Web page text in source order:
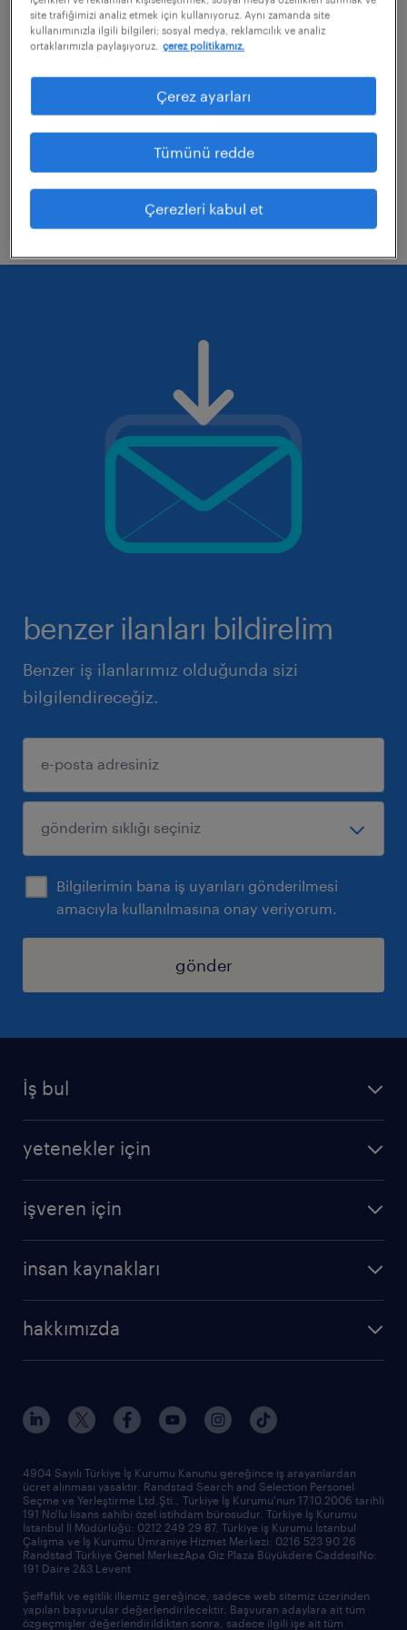
uyguladığınız bazı filtreleri kaldırmayı
değerlendirebilirsiniz
Aramanıza uzmanlık alanlarını düzelterek
tekrar deneyin.
Belirli bir konumdaki işleri mi aradınız?
Mesafeyi genişletmeyi düşünün.
benzer ilanları bildirelim
Benzer iş ilanlarımız olduğunda sizi
bilgilendireceğiz.
Bilgilerimin bana iş uyarıları gönderilmesi
amacıyla kullanılmasına onay veriyorum.
gönder
İş bul
bize katılın
yetenekler için
profesyonel
işveren için
profesyonel
insan kaynakları
hakkımızda
tarihçe
sponsorluklarımız
haberler ve duyurular
ofislerimiz
4904 Sayılı Türkiye İş Kurumu Kanunu gereğince iş arayanlardan
ücret alınması yasaktır. Randstad Search and Selection Personel
Seçme ve Yerleştirme Ltd.Şti., Türkiye İş Kurumu'nun 17.10.2006 tarihli
191 No'lu lisans sahibi özel istihdam bürosudur. Türkiye İş Kurumu
İstanbul İl Müdürlüğü: 0212 249 29 87, Türkiye iş Kurumu İstanbul
Çalışma ve İş Kurumu Ümraniye Hizmet Merkezi: 0216 523 90 26
Randstad Türkiye Genel MerkezApa Giz Plaza Büyükdere CaddesiNo:
191 Daire 2&3 Levent
Şeffaflık ve eşitlik ilkemiz gereğince, sadece web sitemiz üzerinden
yapılan başvurular değerlendirilecektir. Başvuran adaylara ait tüm
özgeçmişler değerlendirildikten sonra, sadece ilgili işe ait tüm
site trafiğimizi analiz etmek için kullanıyoruz. Aynı zamanda site
kullanımınızla ilgili bilgileri; sosyal medya, reklamcılık ve analiz
ortaklarımızla paylaşıyoruz. çerez politikamız.
Çerez ayarları
Tümünü redde
Çerezleri kabul et